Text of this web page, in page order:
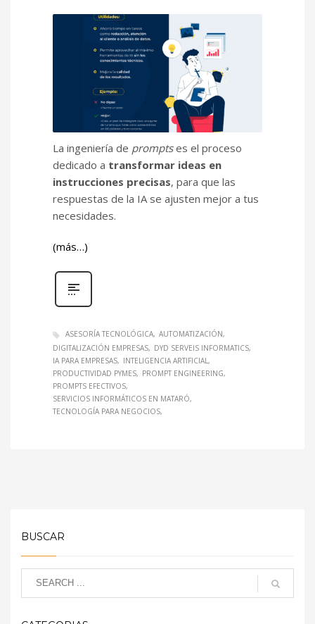
La ingeniería de promptses el proceso
dedicado a transformar ideas en
instrucciones precisas, para que las
respuestas de la IA se ajusten mejor a tus
necesidades.
(más…)
ASESORÍA TECNOLÓGICA AUTOMATIZACIÓN
DIGITALIZACIÓN EMPRESAS
DYD SERVEIS INFORMATICS
IA PARA EMPRESAS
INTELIGENCIA ARTIFICIAL
PRODUCTIVIDAD PYMES
PROMPT ENGINEERING
PROMPTS EFECTIVOS
SERVICIOS INFORMÁTICOS EN MATARÓ
TECNOLOGÍA PARA NEGOCIOS
BUSCAR